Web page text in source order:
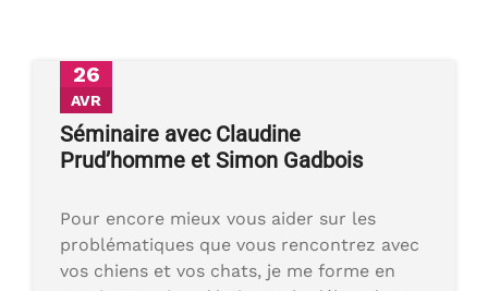
26
AVR
Séminaire avec Claudine
Prud’homme et Simon Gadbois
Pour encore mieux vous aider sur les
problématiques que vous rencontrez avec
vos chiens et vos chats, je me forme en